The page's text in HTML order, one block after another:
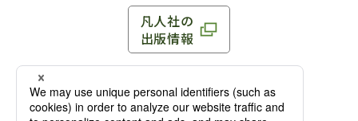
凡人社の
出版情報
〒102-0093 東京都千代田区平河町 1-3-13 8F
TEL：03-3263-3959／FAX：03-3263-3116